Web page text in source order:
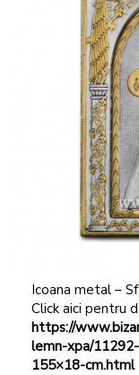
Icoana metal –
Click aici pentru
https://
lemn-xpa/
155×18-cm.html